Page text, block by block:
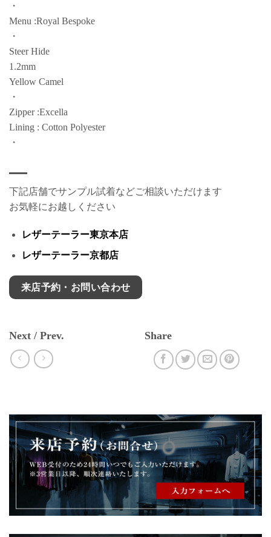
・
Menu :Royal Bespoke
・
Steer Hide
1.2mm
Yellow Camel
・
Zipper :Excella
Lining : Cotton Polyester
・
下記店舗でサンプル試着などご相談いただけます
お気軽にお越しください
レザーテーラー東京本店
レザーテーラー京都店
来店予約・お問い合わせ
Next / Prev. Share